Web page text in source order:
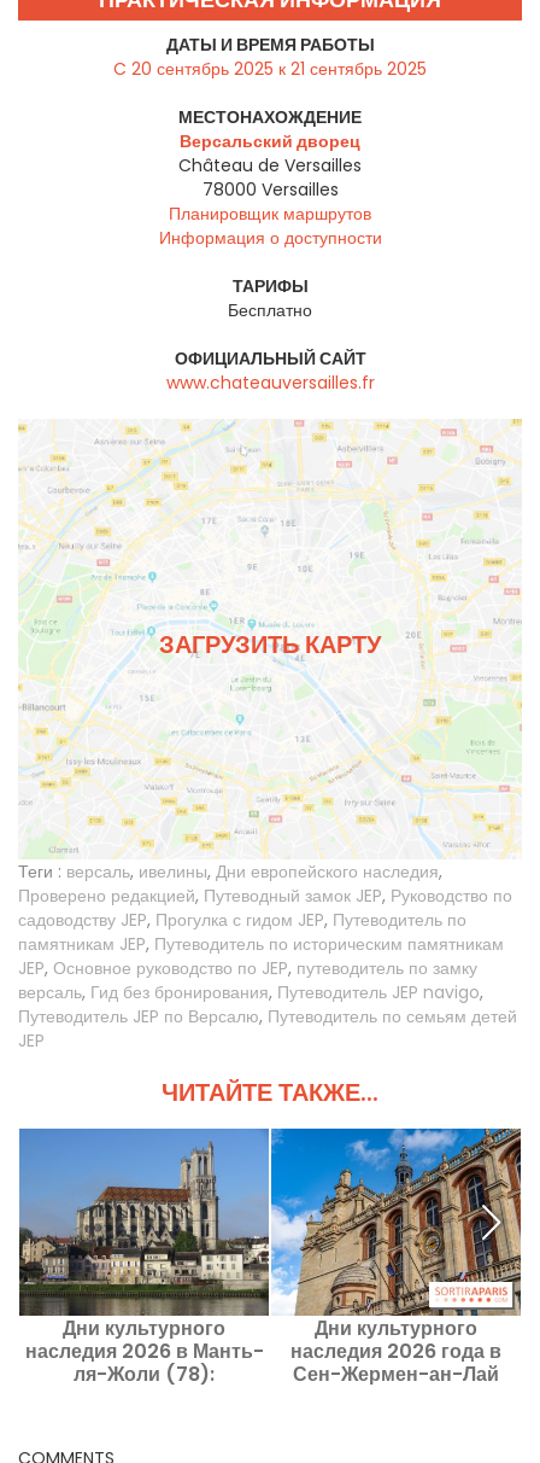
ДАТЫ И ВРЕМЯ РАБОТЫ
C 20 сентябрь 2025 к 21 сентябрь 2025
МЕСТОНАХОЖДЕНИЕ
Версальский дворец
Château de Versailles
78000 Versailles
Планировщик маршрутов
Информация о доступности
ТАРИФЫ
Бесплатно
ОФИЦИАЛЬНЫЙ САЙТ
www.chateauversailles.fr
ЗАГРУЗИТЬ КАРТУ
Теги : версаль, ивелины, Дни европейского наследия,
Проверено редакцией, Путеводный замок JEP, Руководство по
садоводству JEP, Прогулка с гидом JEP, Путеводитель по
памятникам JEP, Путеводитель по историческим памятникам
JEP, Основное руководство по JEP, путеводитель по замку
версаль, Гид без бронирования, Путеводитель JEP navigo,
Путеводитель JEP по Версалю, Путеводитель по семьям детей
JEP
ЧИТАЙТЕ ТАКЖЕ...
Дни культурного
наследия 2026 в Манть-
ля-Жоли (78):
Дни культурного
наследия 2026 года в
Сен-Жермен-ан-Лай